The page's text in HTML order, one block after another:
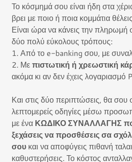
Το κόσμημά σου είναι ήδη στα
βρει με ποιο ή ποια κομμάτια
Είναι ώρα να κάνεις την πληρωμή
δύο πολύ εύκολους τρόπους:
1. Από το e-banking σου, με
2. Μεπιστωτική ή χρεωστική
ακόμα κι αν δεν έχεις λογαριασμό
Και στις δύο περιπτώσεις, θα σου
λεπτομερείς οδηγίες μέσω
με ένα ΚΩΔΙΚΟ ΣΥΝΑΛΛΑΓΗΣ
ξεχάσεις να προσθέσεις σα
σου και να αποφύγεις πιθανή
καθυστερήσεις. Το κόστος